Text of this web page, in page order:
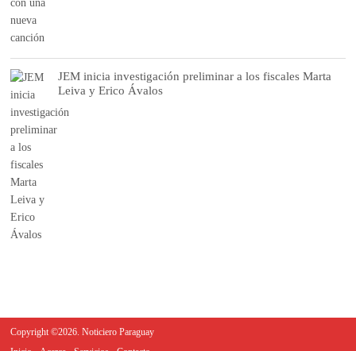
JEM inicia investigación preliminar a los fiscales Marta
Leiva y Erico Ávalos
Copyright ©2026. Noticiero Paraguay